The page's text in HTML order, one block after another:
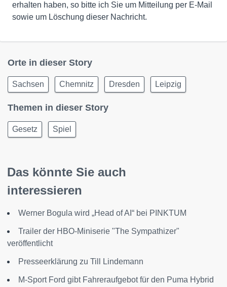
erhalten haben, so bitte ich Sie um Mitteilung per E-Mail
sowie um Löschung dieser Nachricht.
Orte in dieser Story
Sachsen Chemnitz Dresden Leipzig
Themen in dieser Story
Gesetz Spiel
Das könnte Sie auch
interessieren
Werner Bogula wird „Head of AI“ bei PINKTUM
Trailer der HBO-Miniserie "The Sympathizer"
veröffentlicht
Presseerklärung zu Till Lindemann
M-Sport Ford gibt Fahreraufgebot für den Puma Hybrid